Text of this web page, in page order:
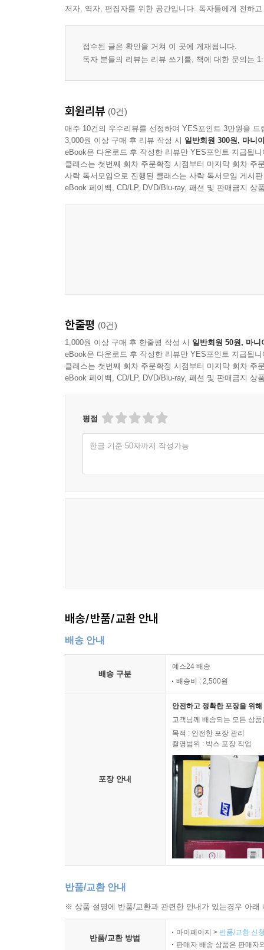
제5화 타로 해석의 능력 92~93
1. 타로는 해석하기 나름이다? 94~96
제6화 타로 리딩의 훈련 114~115
1. 실전 리딩은 왜 어려울까? 116~131
2. 나만의 훈련 방법을 찾아라! 132~137
저자, 역자, 편집자를 위한 공간입니다. 독자들에게 전하
접수된 글은 확인을 거쳐 이 곳에 게재됩니다.
독자 분들의 리뷰는 리뷰 쓰기를, 책에 대한 문의는
회원리뷰 (0건)
매주 10건의 우수리뷰를 선정하여 YES포인트 3만원을 드
3,000원 이상 구매 후 리뷰 작성 시 일반회원 300원, 마니
eBook은 다운로드 후 작성한 리뷰만 YES포인트 지급됩니
클래스는 첫번째 회차 주문확정 시점부터 마지막 회차 주
사락 독서모임으로 진행된 클래스는 사락 독서모임 게시
eBook 페이백, CD/LP, DVD/Blu-ray, 패션 및 판매금지 상
한줄평 (0건)
1,000원 이상 구매 후 한줄평 작성 시 일반회원 50원, 마니
eBook은 다운로드 후 작성한 리뷰만 YES포인트 지급됩니
클래스는 첫번째 회차 주문확정 시점부터 마지막 회차 주
eBook 페이백, CD/LP, DVD/Blu-ray, 패션 및 판매금지 상
평점
한글 기준 50자까지 작성가능
배송/반품/교환 안내
배송 안내
배송 구분
예스24 배송
배송비 : 2,500원
포장 안내
안전하고 정확한 포장을 위
고객님께 배송되는 모든 상
목적 : 안전한 포장 관리
촬영범위 : 박스 포장 작업
반품/교환 안내
※ 상품 설명에 반품/교환과 관련한 안내가 있는경우 아
반품/교환 방법
마이페이지 > 반품/교환 신
판매자 배송 상품은 판매자